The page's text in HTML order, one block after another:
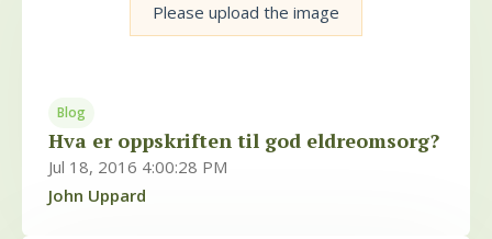
Please upload the image
Blog
Hva er oppskriften til god eldreomsorg?
Jul 18, 2016 4:00:28 PM
John Uppard